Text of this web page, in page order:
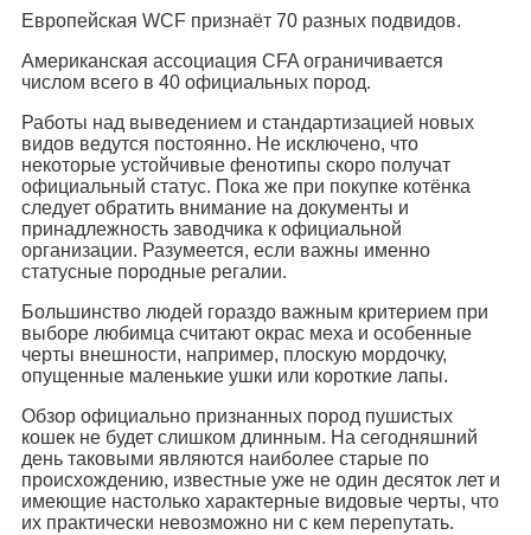
Европейская WCF признаёт 70 разных подвидов.
Американская ассоциация CFA ограничивается
числом всего в 40 официальных пород.
Работы над выведением и стандартизацией новых
видов ведутся постоянно. Не исключено, что
некоторые устойчивые фенотипы скоро получат
официальный статус. Пока же при покупке котёнка
следует обратить внимание на документы и
принадлежность заводчика к официальной
организации. Разумеется, если важны именно
статусные породные регалии.
Большинство людей гораздо важным критерием при
выборе любимца считают окрас меха и особенные
черты внешности, например, плоскую мордочку,
опущенные маленькие ушки или короткие лапы.
Обзор официально признанных пород пушистых
кошек не будет слишком длинным. На сегодняшний
день таковыми являются наиболее старые по
происхождению, известные уже не один десяток лет и
имеющие настолько характерные видовые черты, что
их практически невозможно ни с кем перепутать.